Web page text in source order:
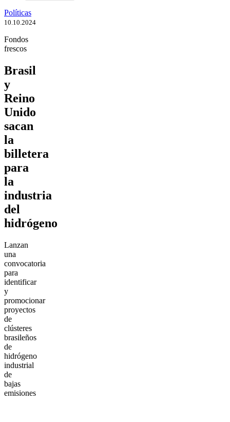
Políticas
10.10.2024
Fondos
frescos
Brasil
y
Reino
Unido
sacan
la
billetera
para
la
industria
del
hidrógeno
Lanzan
una
convocatoria
para
identificar
y
promocionar
proyectos
de
clústeres
brasileños
de
hidrógeno
industrial
de
bajas
emisiones